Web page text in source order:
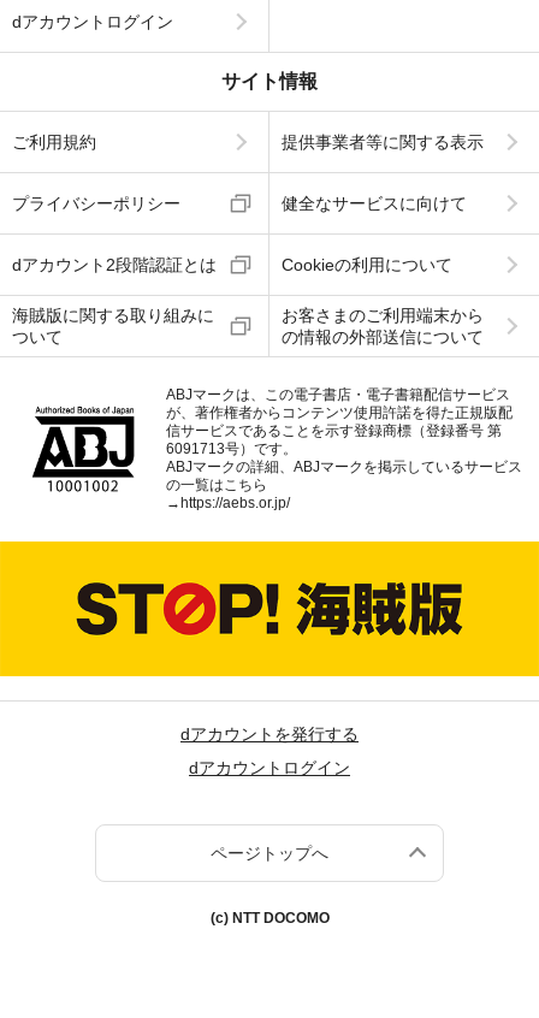
dアカウントログイン
サイト情報
ご利用規約 提供事業者等に関する表示
プライバシーポリシー 健全なサービスに向けて
dアカウント2段階認証とは Cookieの利用について
海賊版に関する取り組みに
ついて
お客さまのご利用端末から
の情報の外部送信について
ABJマークは、この電子書店・電子書籍配信サービス
が、著作権者からコンテンツ使用許諾を得た正規版配
信サービスであることを示す登録商標（登録番号 第
6091713号）です。
ABJマークの詳細、ABJマークを掲示しているサービス
の一覧はこちら
→https://aebs.or.jp/
dアカウントを発行する
dアカウントログイン
ページトップへ
(c) NTT DOCOMO